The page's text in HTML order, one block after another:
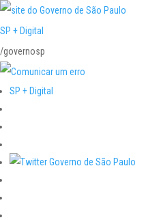
SP + Digital
/governosp
SP + Digital